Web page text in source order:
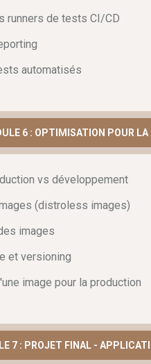
runners de tests CI/CD
automatisés
6 : OPTIMISATION POUR LA
vs développement
(distroless images)
images
et versioning
image pour la production
7 : PROJET FINAL -